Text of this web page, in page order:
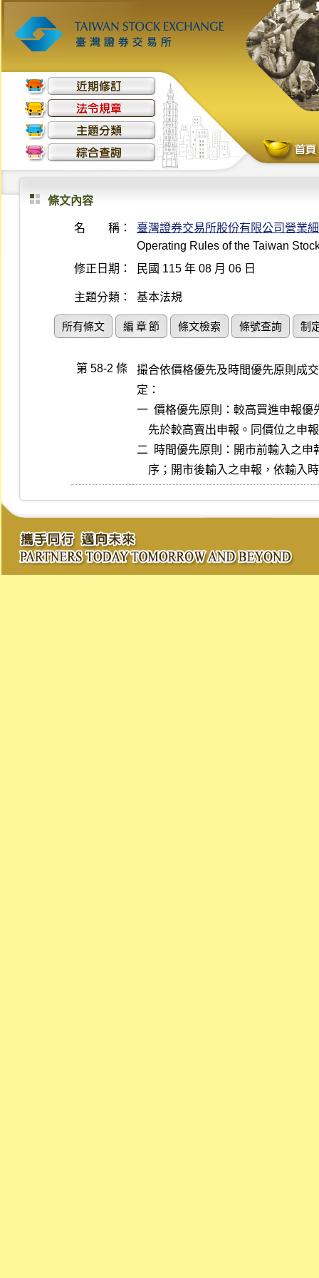
條文內容
名 稱：
臺灣證券交易所股份有限公司營業
Operating Rules of the Taiwan
修正日期：
民國 115 年 08 月 06 日
主題分類： 基本法規
所有條文 編 章 節 條文檢索 條號查詢 制
第 58-2 條
撮合依價格優先及時間優先原則成
定：
一  價格優先原則：較高買進申報
二  時間優先原則：開市前輸入之
序；開市後輸入之申報，依輸